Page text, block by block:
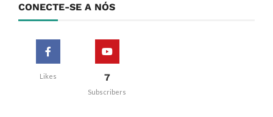
CONECTE-SE A NÓS
Likes 7
Subscribers